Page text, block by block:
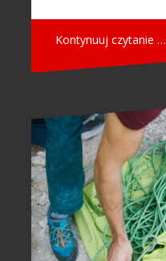
Kontynuuj czytanie …